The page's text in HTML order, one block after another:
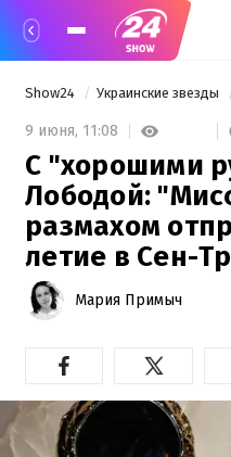
Show24 Украинские звезды
9 июня, 11:08
С "хорошими
Лободой:
размахом
летие в Сен-
Мария Примыч